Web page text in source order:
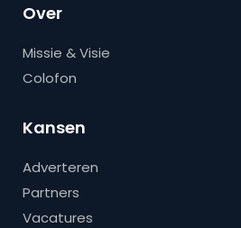
Over
Missie & Visie
Colofon
Kansen
Adverteren
Partners
Vacatures